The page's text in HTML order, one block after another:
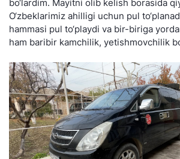
bo‘lardim. Mayitni olib kelish borasida
O‘zbeklarimiz ahilligi uchun pul
hammasi pul to‘playdi va bir-biriga
ham baribir kamchilik, yetishmovchilik